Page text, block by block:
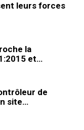
leurs forces
la
et…
de
site…